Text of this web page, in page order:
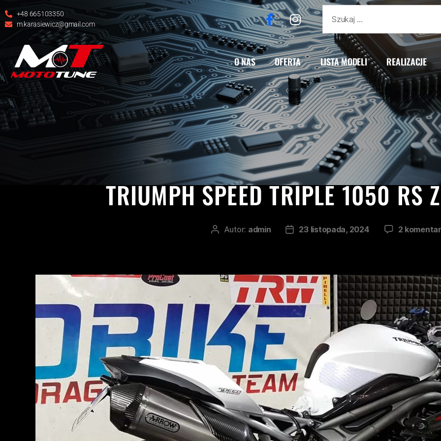
+48 665103350
m.karasiewicz@gmail.com
O NAS OFERTA LISTA MODELI REALIZACJE
1050 SPEED TRIPLE SPEED TRIPLE 1050 RS
TRIUMPH SPEED TRIPLE 1050 RS
Autor: admin 23 listopada, 2024 2